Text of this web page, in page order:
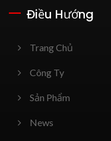
Điều Hướng
Trang Chủ
Công Ty
Sản Phẩm
News